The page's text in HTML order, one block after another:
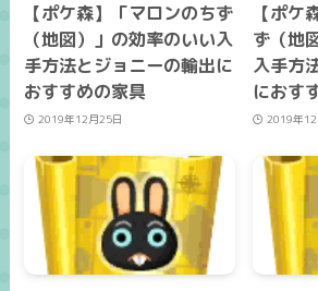
【ポケ森】「マロンのちず
（地図）」の効率のいい入
手方法とジョニーの輸出に
おすすめの家具
2019年12月25日
【ポケ
ず（地
入手方
におす
2019年12